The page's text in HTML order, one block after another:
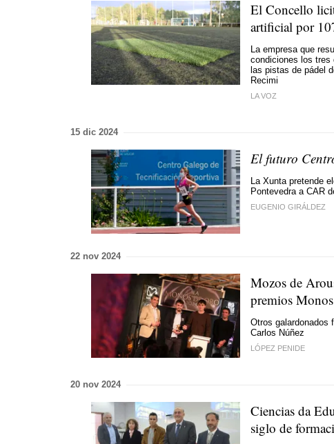
El Concello
artificial por
La empresa que
condiciones los tres
las pistas de pádel
Recimi
LA VOZ
15 dic 2024
El futuro
La Xunta pretende
Pontevedra a CAR
EUGENIO GIRÁLDEZ
22 nov 2024
Mozos de
premios
Otros galardonados
Carlos Núñez
LÓPEZ PENIDE
20 nov 2024
Ciencias da
siglo de